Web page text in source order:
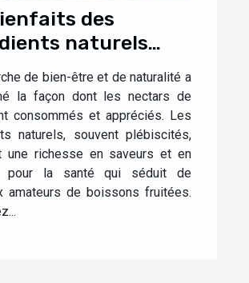
des
naturels
nectars de
de bien-être et de naturalité a
la façon dont les nectars de
consommés et appréciés. Les
naturels, souvent plébiscités,
une richesse en saveurs et en
pour la santé qui séduit de
amateurs de boissons fruitées.